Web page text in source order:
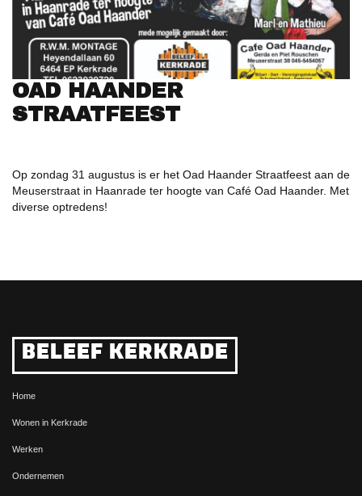
OAD HAANDER
STRAATFEEST
Op zondag 31 augustus is er het Oad Haander Straatfeest aan de
Meuserstraat in Haanrade ter hoogte van Café Oad Haander. Met
diverse optredens!
BELEEF KERKRADE
Home
Wonen in Kerkrade
Werken
Ondernemen